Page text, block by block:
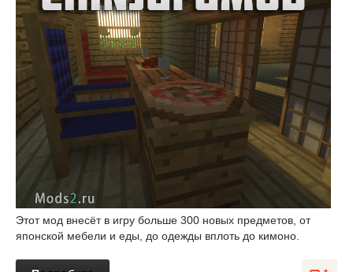
Этот мод внесёт в игру больше 300 новых предметов, от
японской мебели и еды, до одежды вплоть до кимоно.